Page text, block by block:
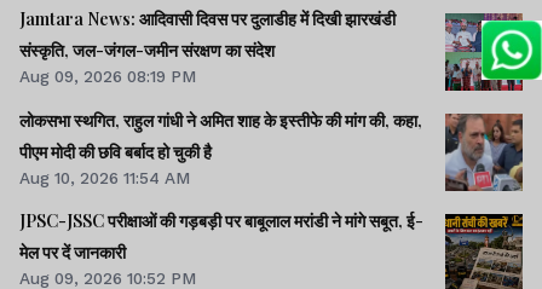
Jamtara News: आदिवासी दिवस पर दुलाडीह में दिखी झारखंडी
संस्कृति, जल-जंगल-जमीन संरक्षण का संदेश
Aug 09, 2026 08:19 PM
लोकसभा स्थगित, राहुल गांधी ने अमित शाह के इस्तीफे की मांग की, कहा,
पीएम मोदी की छवि बर्बाद हो चुकी है
Aug 10, 2026 11:54 AM
JPSC-JSSC परीक्षाओं की गड़बड़ी पर बाबूलाल मरांडी ने मांगे सबूत, ई-
मेल पर दें जानकारी
Aug 09, 2026 10:52 PM